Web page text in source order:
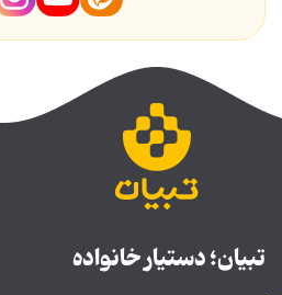
تبیان؛ دستیار خانواده